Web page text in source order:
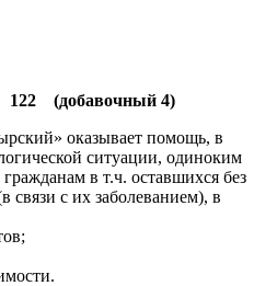
122 (добавочный 4)
оказывает помощь, в
ситуации, одиноким
в т.ч. оставшихся без
связи с их заболеванием), в